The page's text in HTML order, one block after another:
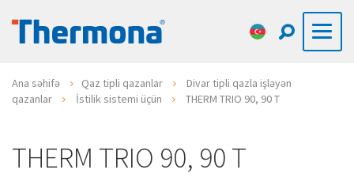
Ana səhifə Qaz tipli qazanlar
Divar tipli qazla işləyən
qazanlar
İstilik sistemi üçün THERM TRIO 90, 90 T
THERM TRIO 90, 90 T